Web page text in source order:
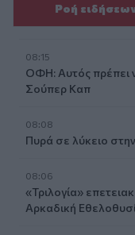
Ροή
08:15
ΟΦΗ: Αυτός πρέπει
Σούπερ Καπ
08:08
Πυρά σε λύκειο
08:06
«Τριλογία»
Αρκαδική